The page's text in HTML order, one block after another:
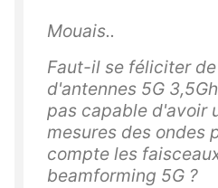
Mouais..
Faut-il se féliciter
d'antennes 5G
pas capable d'avoir
mesures des ondes
compte les
beamforming 5G ?